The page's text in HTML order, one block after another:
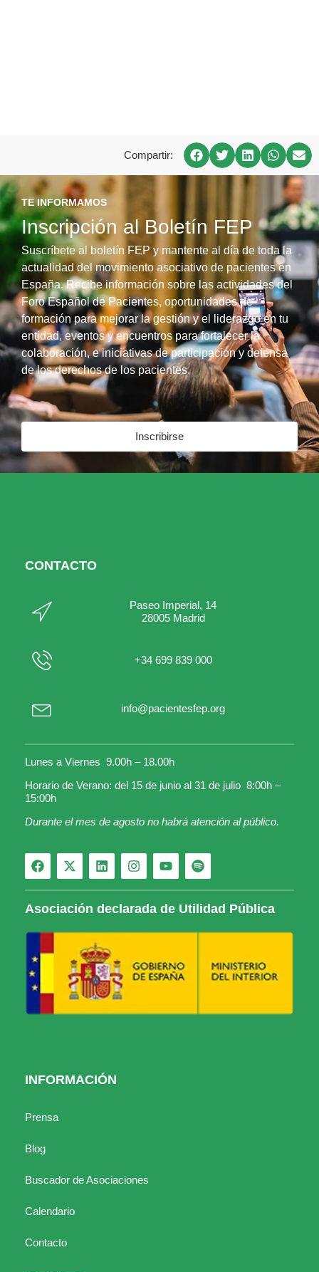
Compartir:
TE INFORMAMOS
Inscripción al Boletín FEP
Suscríbete al boletín FEP y mantente al día de toda la
actualidad del movimiento asociativo de pacientes en
España. Recibe información sobre las actividades del
Foro Español de Pacientes, oportunidades de
formación para mejorar la gestión y el liderazgo en tu
entidad, eventos y encuentros para fortalecer la
colaboración, e iniciativas de participación y defensa
de los derechos de los pacientes.
Inscribirse
CONTACTO
Paseo Imperial, 14
28005 Madrid
+34 699 839 000
info@pacientesfep.org
Lunes a Viernes 9.00h – 18.00h
Horario de Verano: del 15 de junio al 31 de julio 8:00h –
15:00h
Durante el mes de agosto no habrá atención al público.
Asociación declarada de Utilidad Pública
INFORMACIÓN
Prensa
Blog
Buscador de Asociaciones
Calendario
Contacto